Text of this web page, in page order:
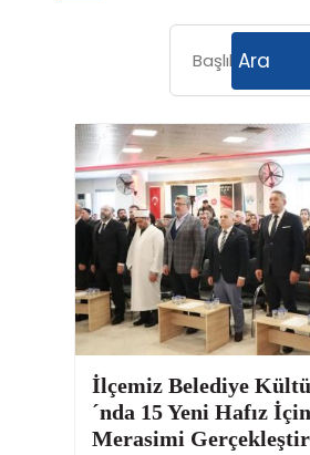
İlçemiz Belediye
´nda 15 Yeni Hafız
Merasimi